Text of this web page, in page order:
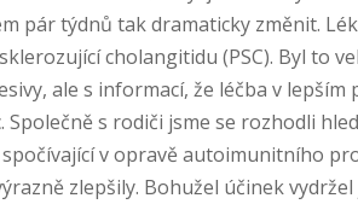
pár týdnů tak dramaticky změnit.
cholangitidu (PSC). Byl to
ale s informací, že léčba v
s rodiči jsme se rozhodli
v opravě autoimunitního
zlepšily. Bohužel účinek